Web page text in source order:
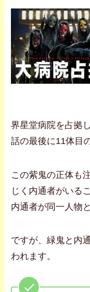
界星堂病院を占拠
話の最後に11体目
この紫鬼の正体も
じく内通者がいる
内通者が同一人物
ですが、緑鬼と内
われます。